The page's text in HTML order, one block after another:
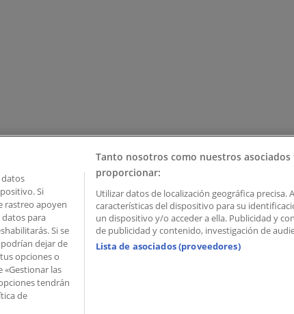
de Mar – 08039 Barcelona, Spain
datos
Si
rastreo apoyen
para
Si se
dejar de
opciones o
las
tendrán
de
Tanto nosotros como nuestros
proporcionar:
Utilizar datos de localización geográfica precisa.
características del dispositivo para su
un dispositivo y/o acceder a ella. Publicidad y
de publicidad y contenido, investigación de
Lista de asociados (proveedores)